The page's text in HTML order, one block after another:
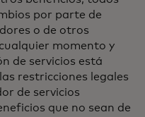
por parte de
o de otros
momento y
de servicios está
restricciones legales
de servicios
que no sean de